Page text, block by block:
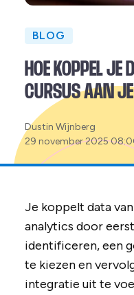
BLOG
HOE KOPPEL JE
CURSUS AAN
Posted
by:
Dustin Wijnberg
29 november 2025
Je koppelt data
analytics door
identificeren, een
te kiezen en
integratie uit te